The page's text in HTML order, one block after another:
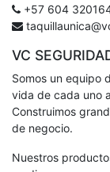
+57 604
VC
Somos un equipo
vida de cada uno
Construimos
de negocio.
Nuestros